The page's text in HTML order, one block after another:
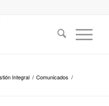
Integral / Comunicados /